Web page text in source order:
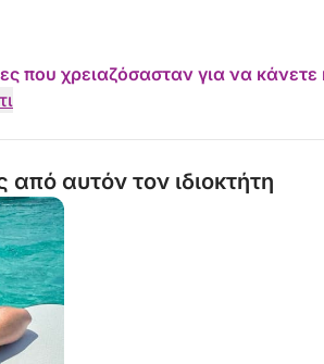
που χρειαζόσασταν για να
από αυτόν τον ιδιοκτήτη